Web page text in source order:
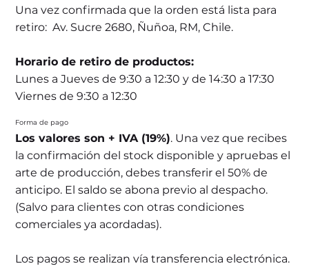
Una vez confirmada que la orden está lista para
retiro: Av. Sucre 2680, Ñuñoa, RM, Chile.
Horario de retiro de productos:
Lunes a Jueves de 9:30 a 12:30 y de 14:30 a 17:30
Viernes de 9:30 a 12:30
Forma de pago
Los valores son + IVA (19%). Una vez que recibes
la confirmación del stock disponible y apruebas el
arte de producción, debes transferir el 50% de
anticipo. El saldo se abona previo al despacho.
(Salvo para clientes con otras condiciones
comerciales ya acordadas).
Los pagos se realizan vía transferencia electrónica.